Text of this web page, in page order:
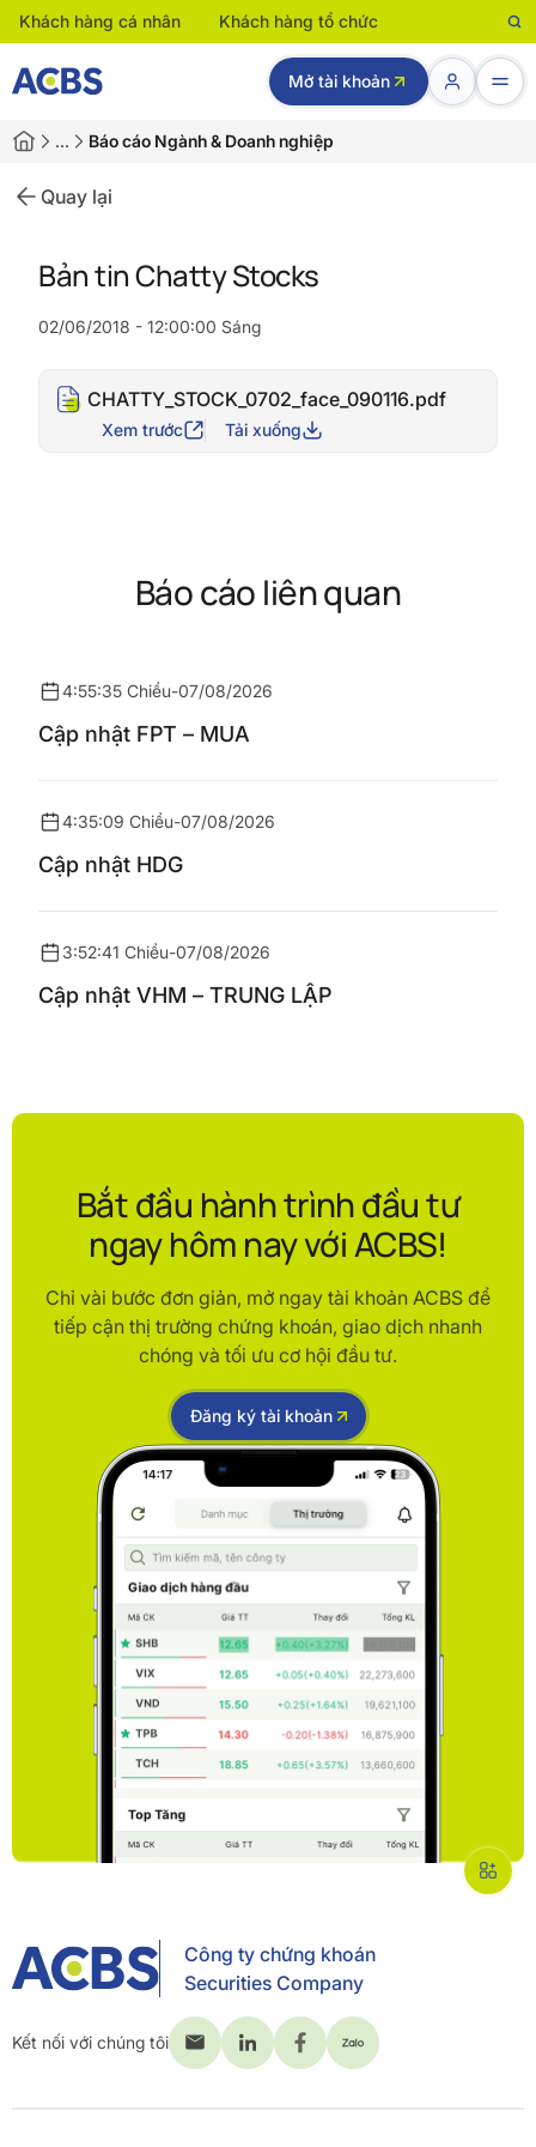
Khách hàng cá nhân Khách hàng tổ chức
Mở tài khoản
… Báo cáo Ngành & Doanh nghiệp
Quay lại
Bản tin Chatty Stocks
02/06/2018 - 12:00:00 Sáng
CHATTY_STOCK_0702_face_090116.pdf
Xem trước Tải xuống
Báo cáo liên quan
4:55:35 Chiều-07/08/2026
Cập nhật FPT – MUA
4:35:09 Chiều-07/08/2026
Cập nhật HDG
3:52:41 Chiều-07/08/2026
Cập nhật VHM – TRUNG LẬP
Bắt đầu hành trình đầu tư
ngay hôm nay với ACBS!
Chỉ vài bước đơn giản, mở ngay tài khoản ACBS để
tiếp cận thị trường chứng khoán, giao dịch nhanh
chóng và tối ưu cơ hội đầu tư.
Đăng ký tài khoản
Công ty chứng khoán
Securities Company
Kết nối với chúng tôi